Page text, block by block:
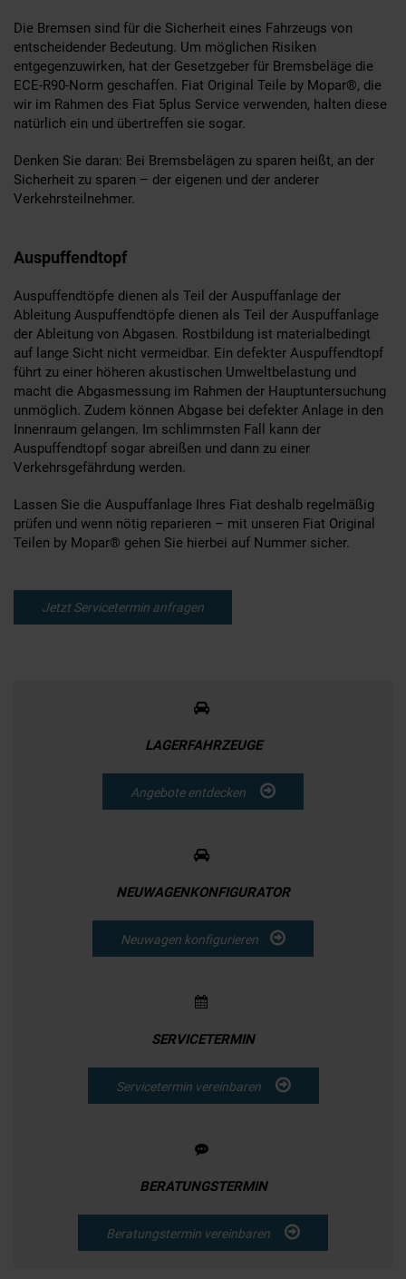
Die Bremsen sind für die Sicherheit eines Fahrzeugs von
entscheidender Bedeutung. Um möglichen Risiken
entgegenzuwirken, hat der Gesetzgeber für Bremsbeläge die
ECE-R90-Norm geschaffen. Fiat Original Teile by Mopar®, die
wir im Rahmen des Fiat 5plus Service verwenden, halten diese
natürlich ein und übertreffen sie sogar.
Denken Sie daran: Bei Bremsbelägen zu sparen heißt, an der
Sicherheit zu sparen – der eigenen und der anderer
Verkehrsteilnehmer.
Auspuffendtopf
Auspuffendtöpfe dienen als Teil der Auspuffanlage der
Ableitung Auspuffendtöpfe dienen als Teil der Auspuffanlage
der Ableitung von Abgasen. Rostbildung ist materialbedingt
auf lange Sicht nicht vermeidbar. Ein defekter Auspuffendtopf
führt zu einer höheren akustischen Umweltbelastung und
macht die Abgasmessung im Rahmen der Hauptuntersuchung
unmöglich. Zudem können Abgase bei defekter Anlage in den
Innenraum gelangen. Im schlimmsten Fall kann der
Auspuffendtopf sogar abreißen und dann zu einer
Verkehrsgefährdung werden.
Lassen Sie die Auspuffanlage Ihres Fiat deshalb regelmäßig
prüfen und wenn nötig reparieren – mit unseren Fiat Original
Teilen by Mopar® gehen Sie hierbei auf Nummer sicher.
Jetzt Servicetermin anfragen
LAGERFAHRZEUGE
Angebote entdecken
NEUWAGENKONFIGURATOR
Neuwagen konfigurieren
SERVICETERMIN
Servicetermin vereinbaren
BERATUNGSTERMIN
Beratungstermin vereinbaren